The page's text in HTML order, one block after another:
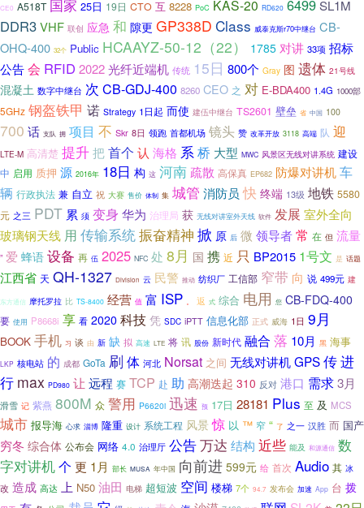
CE0 A518T 国家 25日 19日 CTO 互 8228 PoC KAS-20 RD620 6499SL1M
DDR3VHF 联创 应急 和 隙更 GP338D Class 威泰克斯r70中继台 CB-
OHQ-400 32个 Public HCAAYZ-50-12（22） 1785 对讲 33项 招标
公告会 RFID 2022光纤近端机 传统 15日 800个 Gray 图 遗体 21号线
混凝土 数字中继台 次 CB-GDJ-400 8260 CEO 之 对 E-BDA400 1.4G 1000部
5GHz 钢盔铁甲 诺 Strategy 1日起 而使 建伍中继台 TS2601 壁垒 省 中国 100
700 话 支队 拥 项目 不 Skr 8日 领跑 首都机场 镜头 赞 改革开放 3118 高端 队 迎
LTE-M 高清楚 提升把首个 认 海格 系桥 大型 MWC 风景区无线对讲系统 建设
中 启用 质押 源 2016年 18日 构 这 河南 疏散 高保真 EP682 防爆对讲机车
辆 行政执法 兼 自立 祝 大赛 售价 体制 集 城管 消防员 快 终端 13级 地铁 5580
元 之三 PDT 累 须 变身 华为 治理局 获 无线对讲室外天线 软件 发展 室外全向
玻璃钢天线 用 传输系统振奋精神 掀 原 后 微 领导者常 在 但 流量
” 爱 蜂语 设备 再 伍 2025 NFC 处 8月 国 携 近 只 BP2015 1号文 是 话题
江西省 天 QH-1327 Division 云 民警 推动 纺织厂 工信部 窄带 向 说 499元 建
东方通信 摩托罗拉 比 TS-8400 经营 值 富 ISP 返 式 综合 电用 您 CB-FDQ-400
要 使用 P8668i 享 看 2020 科技 凭 SDC iPTT 信息化部 正式 威海 1日 9月
BOOK 手机 习 谈 由 新 缺 拟 高速 LTE 将 讯 股份 新时代 融合 落 10月 黑 海事
LKP 核电站 的 成都 GoTa 刷 体 河北 Norsat 之间 无线对讲机GPS传进
行 max PD980 让 远程 赛 TCP 赴 助 高潮迭起 310 反对 港口 需求3月
滑雪 记 紫燕 800M 众 警用 P6620i 迅速 预 17日 28181 Plus 至 及 MCS
城市 报导海 心求 淄博 隆重 设计 系统工程 风景 惊 以 ™ 窄 “ 了 之一 汉胜 而 国产
穷冬 综合体 公布会 网络 4.0 治理厅 公告万达 结构 近些 能及 和源通信 数
字对讲机个 更 1月 部长 MUSA 年中国 向前进 599元 给 首次 Audio 其 冰
改 造成 高达 上 N50 油田 电梯 超短波 空间 楼梯 7个 94.7 发布会 加速 App 台 拨